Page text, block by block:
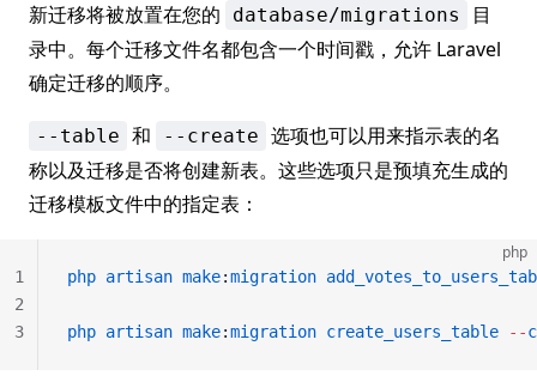
新迁移将被放置在您的 database/migrations
目
录中。每个迁移文件名都包含一个时间戳，允许 Laravel
确定迁移的顺序。
--table 和 --create 选项也可以用来指示表的名
称以及迁移是否将创建新表。这些选项只是预填充生成的
迁移模板文件中的指定表：
php
php artisan make:migration
php artisan make:migration create_users_table --
1
2
3